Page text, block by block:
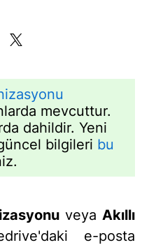
mevcuttur.
dahildir. Yeni
bilgileri bu
veya Akıllı
e-posta